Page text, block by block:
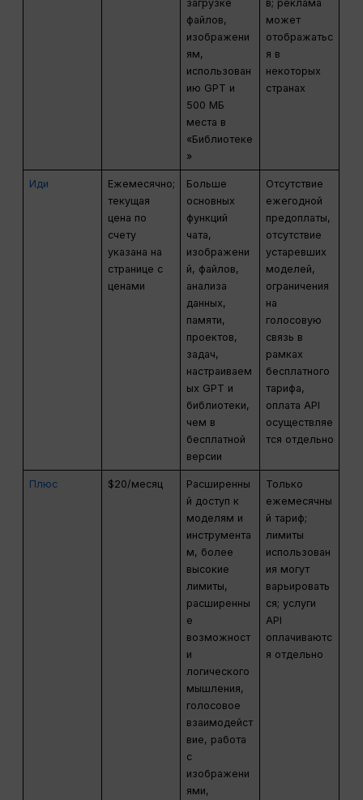
загрузке
файлов,
изображени
ям,
использован
ию GPT и
500 МБ
места в
«Библиотеке
»
в; реклама
может
отображатьс
я в
некоторых
странах
Иди
Ежемесячно;
текущая
цена по
счету
указана на
странице с
ценами
Больше
основных
функций
чата,
изображени
й, файлов,
анализа
данных,
памяти,
проектов,
задач,
настраиваем
ых GPT и
библиотеки,
чем в
бесплатной
версии
Отсутствие
ежегодной
предоплаты,
отсутствие
устаревших
моделей,
ограничения
на
голосовую
связь в
рамках
бесплатного
тарифа,
оплата API
осуществляе
тся отдельно
Плюс $20/месяц
Расширенны
й доступ к
моделям и
инструмента
м, более
высокие
лимиты,
расширенны
е
возможност
и
логического
мышления,
голосовое
взаимодейст
вие, работа
с
изображени
ями,
Только
ежемесячны
й тариф;
лимиты
использован
ия могут
варьировать
ся; услуги
API
оплачиваютс
я отдельно